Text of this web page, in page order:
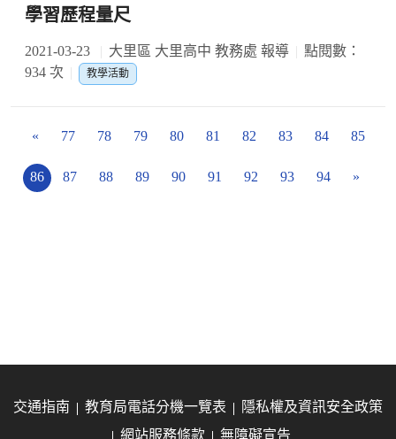
學習歷程量尺
2021-03-23 大里區 大里高中 教務處 報導
點閱數：
934 次
教學活動
« 77 78 79 80 81 82 83 84 85
86 87 88 89 90 91 92 93 94 »
交通指南 教育局電話分機一覽表
隱私權及資訊安全政策
網站服務條款
無障礙宣告